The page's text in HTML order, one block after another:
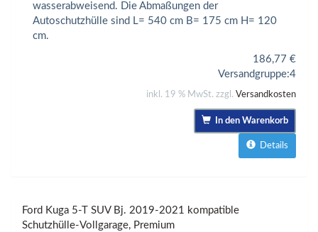
wasserabweisend. Die Abmaßungen der
Autoschutzhülle sind L= 540 cm B= 175 cm H= 120
cm.
186,77 €
Versandgruppe:4
inkl. 19 % MwSt. zzgl. Versandkosten
In den Warenkorb
Details
Ford Kuga 5-T SUV Bj. 2019-2021 kompatible
Schutzhülle-Vollgarage, Premium